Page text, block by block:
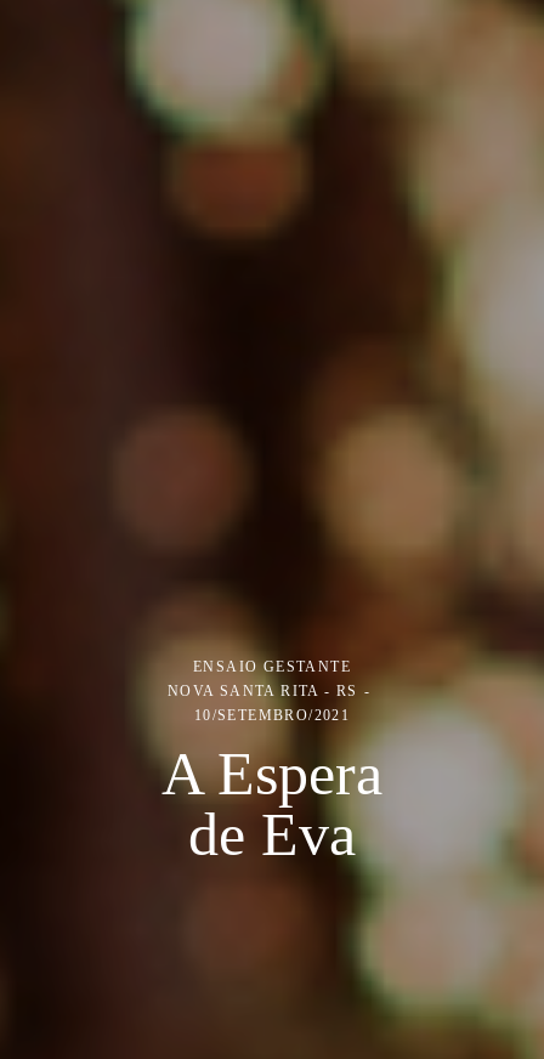
ENSAIO GESTANTE
NOVA SANTA RITA - RS
10/SETEMBRO/2021
A Espera
de Eva